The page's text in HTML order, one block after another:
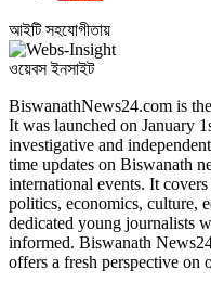
আইটি সহযোগীতায়
ওয়েবস ইনসাইট
BiswanathNews24.com is
It was launched on January
investigative and
time updates on Biswanath
international events. It
politics, economics, culture,
dedicated young journalists
informed. Biswanath
offers a fresh perspective on